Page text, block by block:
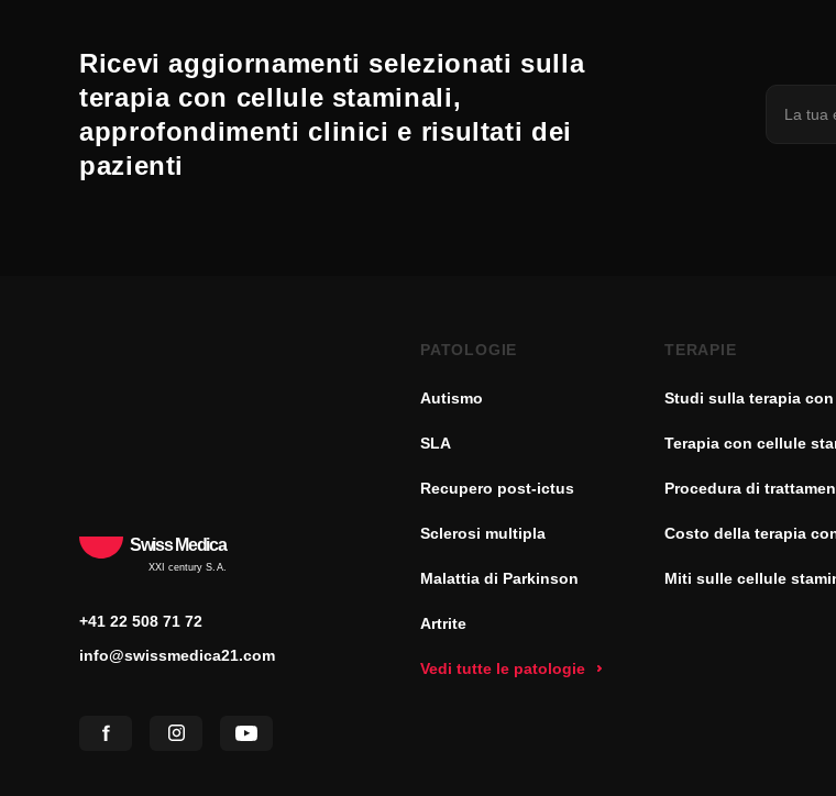
Ricevi aggiornamenti selezionati sulla
terapia con cellule staminali,
approfondimenti clinici e risultati dei
pazienti
Swiss Medica
XXI century S.A.
+41 22 508 71 72
info@swissmedica21.com
PATOLOGIE
Autismo
SLA
Recupero post-ictus
Sclerosi multipla
Malattia di Parkinson
Artrite
Vedi tutte le patologie
TERAPIE
Studi sulla terapia
Terapia con cellule
Procedura di
Costo della terapia
Miti sulle cellule